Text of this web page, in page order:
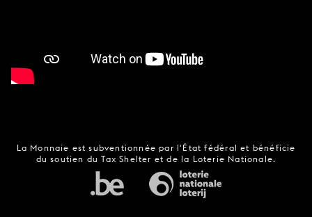
La Monnaie est subventionnée par l'État fédéral et bénéficie
du soutien du Tax Shelter et de la Loterie Nationale.